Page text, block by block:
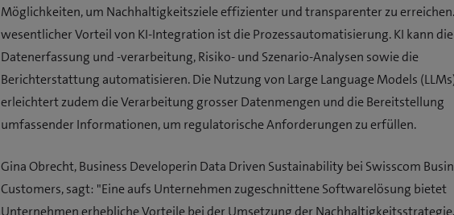
Möglichkeiten, um Nachhaltigkeitsziele effizienter und transparenter zu
wesentlicher Vorteil von KI-Integration ist die Prozessautomatisierung. KI kann die
Datenerfassung und -verarbeitung, Risiko- und Szenario-Analysen sowie die
Berichterstattung automatisieren. Die Nutzung von Large Language Models
erleichtert zudem die Verarbeitung grosser Datenmengen und die Bereitstellung
umfassender Informationen, um regulatorische Anforderungen zu erfüllen.
Gina Obrecht, Business Developerin Data Driven Sustainability bei Swisscom
Customers, sagt: "Eine aufs Unternehmen zugeschnittene Softwarelösung bietet
Unternehmen erhebliche Vorteile bei der Umsetzung der